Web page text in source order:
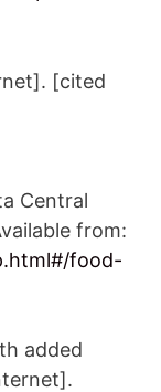
[cited
Central
from:
food-
added